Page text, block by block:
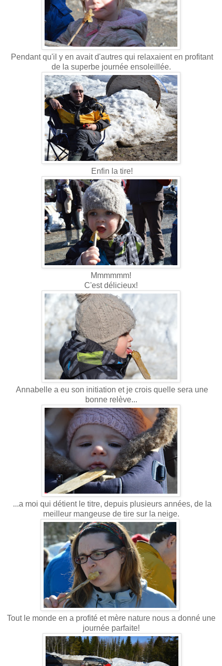
Pendant qu'il y en avait d'autres qui relaxaient en profitant
de la superbe journée ensoleillée.
Enfin la tire!
Mmmmmm!
C'est délicieux!
Annabelle a eu son initiation et je crois quelle sera une
bonne relève...
...a moi qui détient le titre, depuis plusieurs années, de la
meilleur mangeuse de tire sur la neige.
Tout le monde en a profité et mère nature nous a donné une
journée parfaite!